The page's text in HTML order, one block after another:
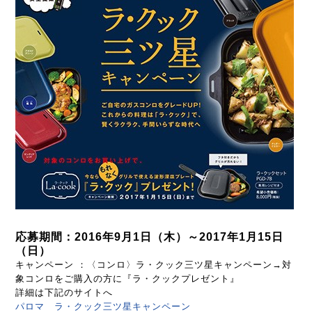
応募期間：2016年9月1日（木）～2017年1月15日
（日）
キャンペーン ：〈コンロ〉ラ・クック三ツ星キャンペーン→対
象コンロをご購入の方に『ラ・クックプレゼント』
詳細は下記のサイトへ
パロマ ラ・クック三ツ星キャンペーン